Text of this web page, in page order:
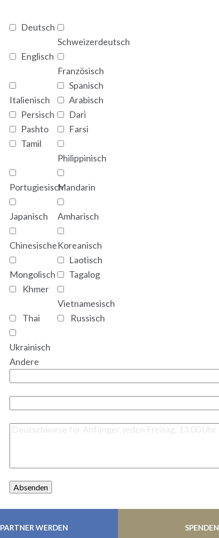
Deutsch
Schweizerdeutsch
Englisch
Französisch
Italienisch
Spanisch
Arabisch
Persisch
Dari
Pashto
Farsi
Tamil
Philippinisch
PortugiesischMandarin
Japanisch Amharisch
ChinesischeKoreanisch
Mongolisch
Laotisch
Tagalog
Khmer
Vietnamesisch
Thai
Russisch
Ukrainisch
Andere
Absenden
PARTNER WERDEN SPENDEN